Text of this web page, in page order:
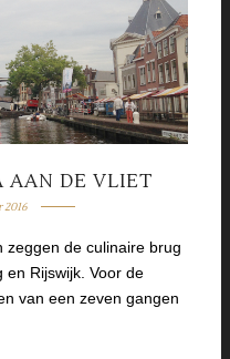
AAN DE VLIET
2016
zeggen de culinaire brug
en Rijswijk. Voor de
van een zeven gangen